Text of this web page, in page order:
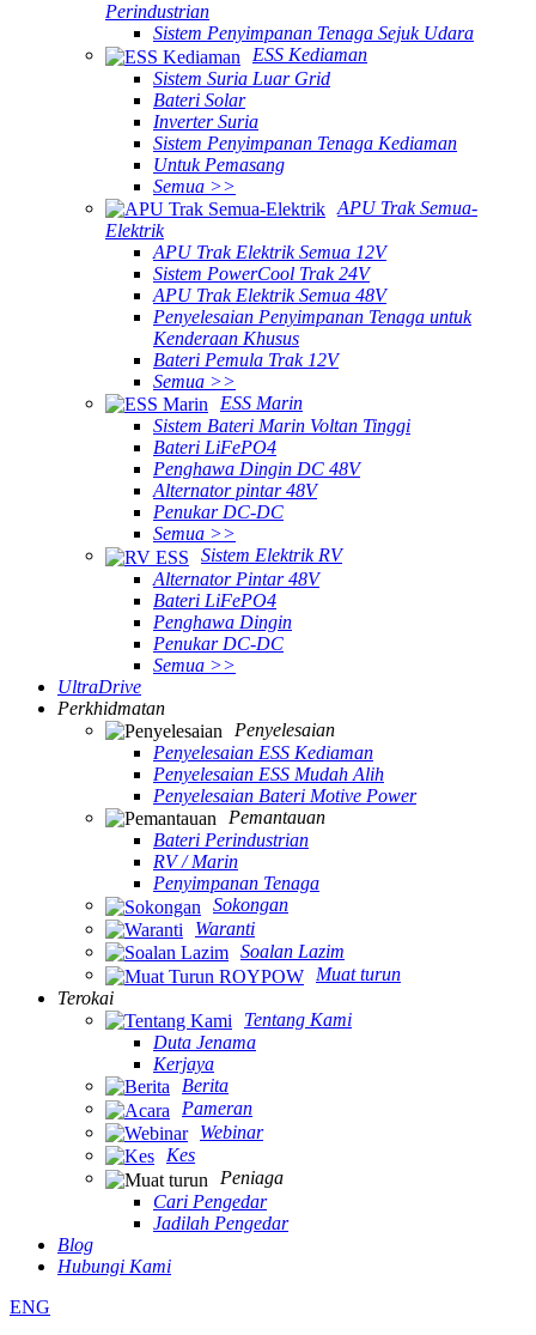
Perindustrian
Sistem Penyimpanan Tenaga Sejuk Udara
ESS Kediaman
Sistem Suria Luar Grid
Bateri Solar
Inverter Suria
Sistem Penyimpanan Tenaga Kediaman
Untuk Pemasang
Semua >>
APU Trak Semua-
Elektrik
APU Trak Elektrik Semua 12V
Sistem PowerCool Trak 24V
APU Trak Elektrik Semua 48V
Penyelesaian Penyimpanan Tenaga untuk
Kenderaan Khusus
Bateri Pemula Trak 12V
Semua >>
ESS Marin
Sistem Bateri Marin Voltan Tinggi
Bateri LiFePO4
Penghawa Dingin DC 48V
Alternator pintar 48V
Penukar DC-DC
Semua >>
Sistem Elektrik RV
Alternator Pintar 48V
Bateri LiFePO4
Penghawa Dingin
Penukar DC-DC
Semua >>
UltraDrive
Perkhidmatan
Penyelesaian
Penyelesaian ESS Kediaman
Penyelesaian ESS Mudah Alih
Penyelesaian Bateri Motive Power
Pemantauan
Bateri Perindustrian
RV / Marin
Penyimpanan Tenaga
Sokongan
Waranti
Soalan Lazim
Muat turun
Terokai
Tentang Kami
Duta Jenama
Kerjaya
Berita
Pameran
Webinar
Kes
Peniaga
Cari Pengedar
Jadilah Pengedar
Blog
Hubungi Kami
ENG